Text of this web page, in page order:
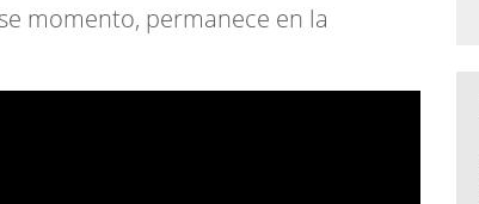
momento, permanece en la